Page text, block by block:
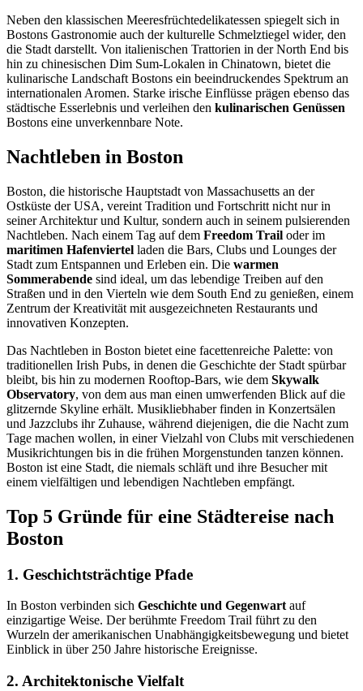
Neben den klassischen Meeresfrüchtedelikatessen spiegelt sich in
Bostons Gastronomie auch der kulturelle Schmelztiegel wider, den
die Stadt darstellt. Von italienischen Trattorien in der North End bis
hin zu chinesischen Dim Sum-Lokalen in Chinatown, bietet die
kulinarische Landschaft Bostons ein beeindruckendes Spektrum an
internationalen Aromen. Starke irische Einflüsse prägen ebenso das
städtische Esserlebnis und verleihen den kulinarischen Genüssen
Bostons eine unverkennbare Note.
Nachtleben in Boston
Boston, die historische Hauptstadt von Massachusetts an der
Ostküste der USA, vereint Tradition und Fortschritt nicht nur in
seiner Architektur und Kultur, sondern auch in seinem pulsierenden
Nachtleben. Nach einem Tag auf dem Freedom Trail oder im
maritimen Hafenviertel laden die Bars, Clubs und Lounges der
Stadt zum Entspannen und Erleben ein. Die warmen
Sommerabende sind ideal, um das lebendige Treiben auf den
Straßen und in den Vierteln wie dem South End zu genießen, einem
Zentrum der Kreativität mit ausgezeichneten Restaurants und
innovativen Konzepten.
Das Nachtleben in Boston bietet eine facettenreiche Palette: von
traditionellen Irish Pubs, in denen die Geschichte der Stadt spürbar
bleibt, bis hin zu modernen Rooftop-Bars, wie dem Skywalk
Observatory, von dem aus man einen umwerfenden Blick auf die
glitzernde Skyline erhält. Musikliebhaber finden in Konzertsälen
und Jazzclubs ihr Zuhause, während diejenigen, die die Nacht zum
Tage machen wollen, in einer Vielzahl von Clubs mit verschiedenen
Musikrichtungen bis in die frühen Morgenstunden tanzen können.
Boston ist eine Stadt, die niemals schläft und ihre Besucher mit
einem vielfältigen und lebendigen Nachtleben empfängt.
Top 5 Gründe für eine Städtereise nach
Boston
1. Geschichtsträchtige Pfade
In Boston verbinden sich Geschichte und Gegenwart auf
einzigartige Weise. Der berühmte Freedom Trail führt zu den
Wurzeln der amerikanischen Unabhängigkeitsbewegung und bietet
Einblick in über 250 Jahre historische Ereignisse.
2. Architektonische Vielfalt